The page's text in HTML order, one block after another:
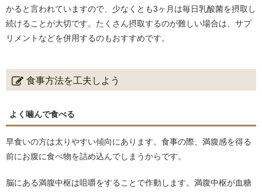
かると言われていますので、少なくとも3ヶ月は毎日乳酸菌を摂取し
続けることが大切です。たくさん摂取するのが難しい場合は、サプ
リメントなどを併用するのもおすすめです。
食事方法を工夫しよう
よく噛んで食べる
早食いの方は太りやすい傾向にあります。食事の際、満腹感を得る
前にお腹に食べ物を詰め込んでしまうからです。
脳にある満腹中枢は咀嚼をすることで作動します。満腹中枢が血糖